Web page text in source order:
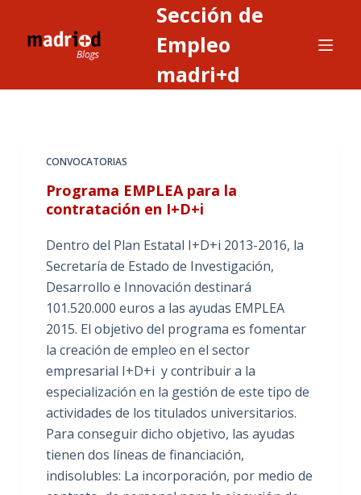
Sección de
Empleo
madri+d
CONVOCATORIAS
Programa EMPLEA para la
contratación en I+D+i
Dentro del Plan Estatal I+D+i 2013-2016, la
Secretaría de Estado de Investigación,
Desarrollo e Innovación destinará
101.520.000 euros a las ayudas EMPLEA
2015. El objetivo del programa es fomentar
la creación de empleo en el sector
empresarial I+D+i y contribuir a la
especialización en la gestión de este tipo de
actividades de los titulados universitarios.
Para conseguir dicho objetivo, las ayudas
tienen dos líneas de financiación,
indisolubles: La incorporación, por medio de